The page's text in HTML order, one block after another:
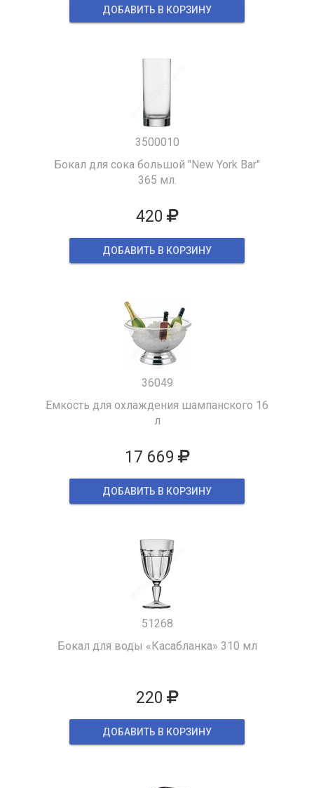
ДОБАВИТЬ В КОРЗИНУ
3500010
Бокал для сока большой "New York Bar"
365 мл.
420
ДОБАВИТЬ В КОРЗИНУ
36049
Емкость для охлаждения шампанского 16
л
17 669
ДОБАВИТЬ В КОРЗИНУ
51268
Бокал для воды «Касабланка» 310 мл
220
ДОБАВИТЬ В КОРЗИНУ